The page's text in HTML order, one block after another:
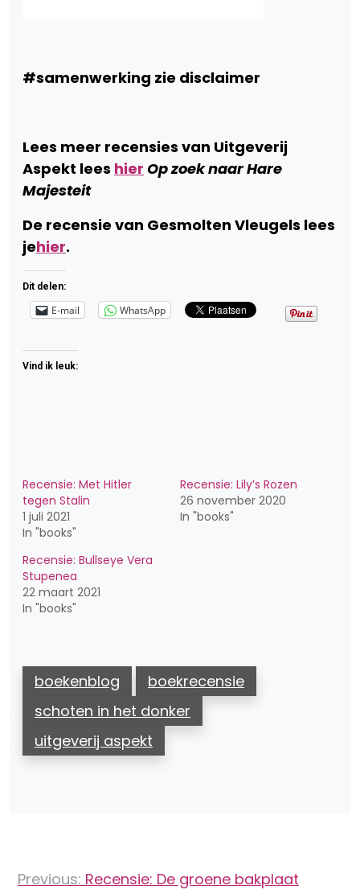
#samenwerking zie disclaimer
Lees meer recensies van Uitgeverij
Aspekt lees hier Op zoek naar Hare
Majesteit
De recensie van Gesmolten Vleugels lees
jehier.
Dit delen:
E-mail WhatsApp
Vind ik leuk:
Recensie: Met Hitler
tegen Stalin
1 juli 2021
In "books"
Recensie: Lily’s Rozen
26 november 2020
In "books"
Recensie: Bullseye Vera
Stupenea
22 maart 2021
In "books"
boekenblog
boekrecensie
schoten in het donker
uitgeverij aspekt
Previous: Recensie: De groene bakplaat